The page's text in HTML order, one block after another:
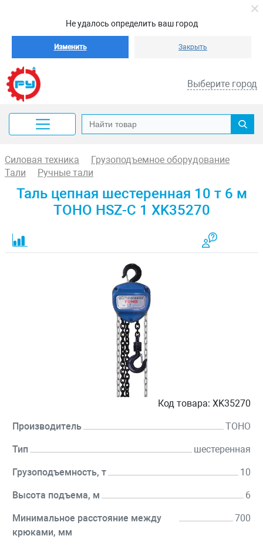
Не удалось определить ваш город
Изменить Закрыть
Выберите город
Силовая техника
Грузоподъемное оборудование
Тали
Ручные тали
Таль цепная шестеренная 10 т 6 м
TOHO HSZ-C 1 XK35270
Код товара: XK35270
Производитель TOHO
Тип шестеренная
Грузоподъемность, т 10
Высота подъема, м 6
Минимальное расстояние между
крюками, мм
700